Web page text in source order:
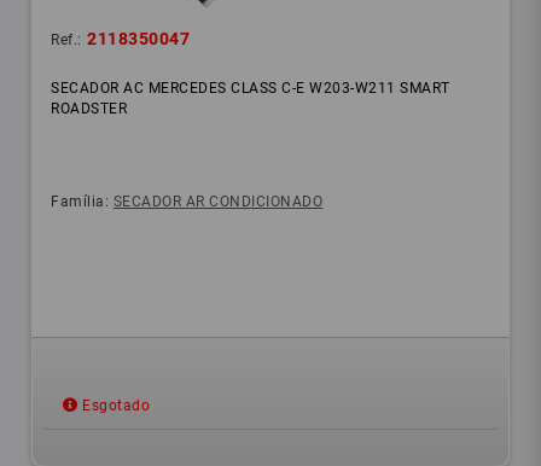
Ref.: 2118350047
SECADOR AC MERCEDES CLASS C-E W203-W211 SMART
ROADSTER
Família: SECADOR AR CONDICIONADO
Esgotado